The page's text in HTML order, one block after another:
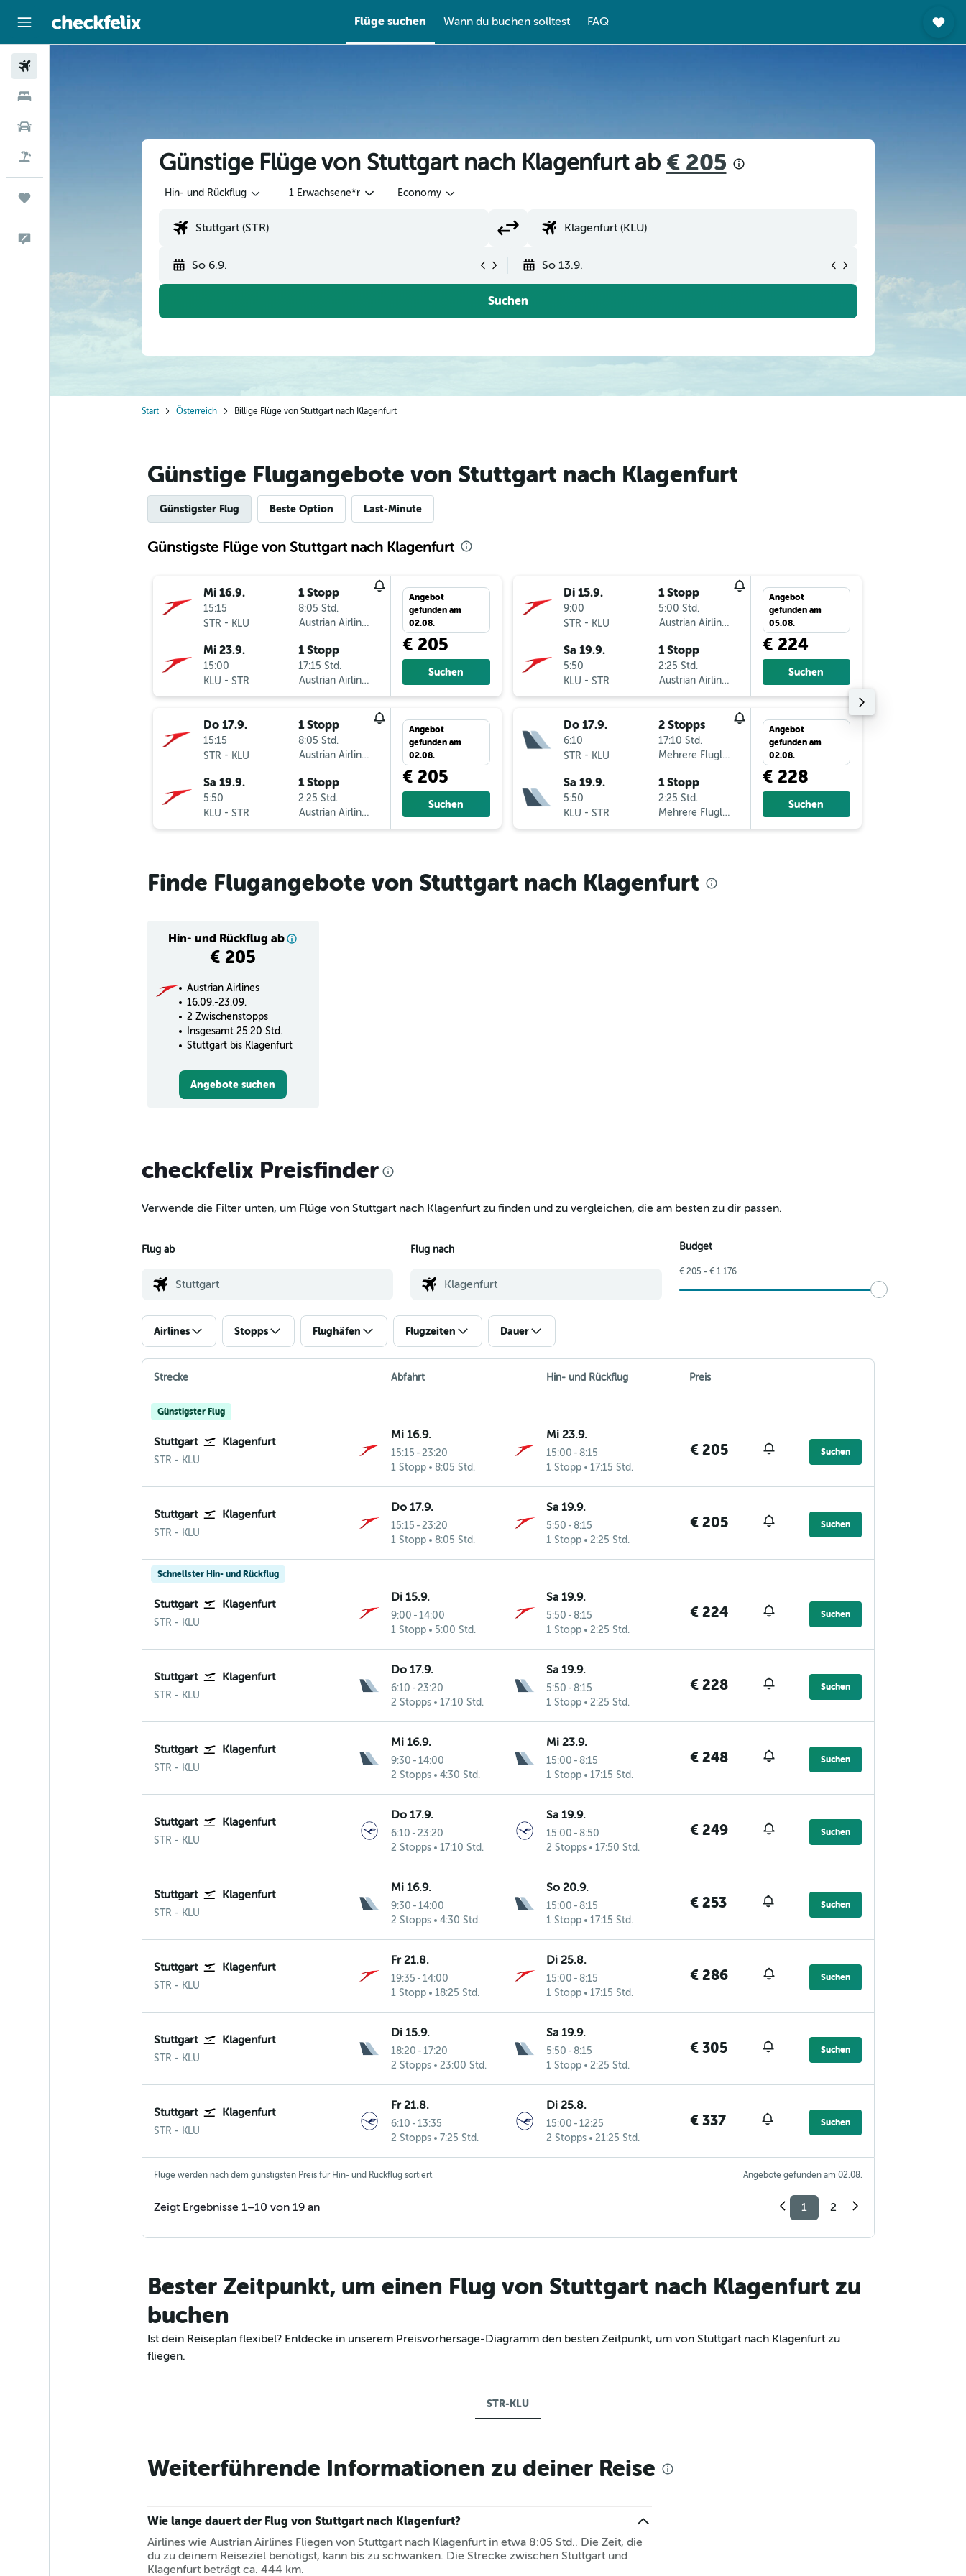
Flüge suchen Wann du buchen solltest FAQ
Günstige Flüge von Stuttgart nach Klagenfurt ab € 205
Hin- und Rückflug 1 Erwachsene*r Economy
So 6.9. So 13.9.
Suchen
Start Österreich Billige Flüge von Stuttgart nach Klagenfurt
Günstige Flugangebote von Stuttgart nach Klagenfurt
Günstigster Flug Beste Option Last-Minute
Günstigste Flüge von Stuttgart nach Klagenfurt
Mi 16.9.
15:15
STR - KLU
1 Stopp
8:05 Std.
Austrian Airlines
Mi 23.9.
15:00
KLU - STR
1 Stopp
17:15 Std.
Austrian Airlines
Angebot
gefunden am
02.08.
€ 205
Suchen
Do 17.9.
15:15
STR - KLU
1 Stopp
8:05 Std.
Austrian Airlines
Sa 19.9.
5:50
KLU - STR
1 Stopp
2:25 Std.
Austrian Airlines
Angebot
gefunden am
02.08.
€ 205
Suchen
Di 15.9.
9:00
STR - KLU
1 Stopp
5:00 Std.
Austrian Airlines
Sa 19.9.
5:50
KLU - STR
1 Stopp
2:25 Std.
Austrian Airlines
Angebot
gefunden am
05.08.
€ 224
Suchen
Do 17.9.
6:10
STR - KLU
2 Stopps
17:10 Std.
Mehrere Fluglinien
Sa 19.9.
5:50
KLU - STR
1 Stopp
2:25 Std.
Mehrere Fluglinien
Angebot
gefunden am
02.08.
€ 228
Suchen
Finde Flugangebote von Stuttgart nach Klagenfurt
Hin- und Rückflug ab
€ 205
Austrian Airlines
16.09.-23.09.
2 Zwischenstopps
Insgesamt 25:20 Std.
Stuttgart bis Klagenfurt
Angebote suchen
checkfelix Preisfinder
Verwende die Filter unten, um Flüge von Stuttgart nach Klagenfurt zu finden und zu vergleichen, die am besten zu dir passen.
Flug ab Flug nach Budget
€ 205 - € 1 176
Airlines Stopps Flughäfen Flugzeiten Dauer
Strecke Abfahrt Hin- und Rückflug Preis
Günstigster Flug
Stuttgart Klagenfurt
STR Stuttgart
- KLU
Mi 16.9.
15:15 - 23:20
1 Stopp
8:05 Std.
Mi 23.9.
15:00 - 8:15
1 Stopp
17:15 Std.
€ 205 Suchen
Stuttgart Klagenfurt
STR Stuttgart
- KLU
Do 17.9.
15:15 - 23:20
1 Stopp
8:05 Std.
Sa 19.9.
5:50 - 8:15
1 Stopp
2:25 Std.
€ 205 Suchen
Schnellster Hin- und Rückflug
Stuttgart Klagenfurt
STR Stuttgart
- KLU
Di 15.9.
9:00 - 14:00
1 Stopp
5:00 Std.
Sa 19.9.
5:50 - 8:15
1 Stopp
2:25 Std.
€ 224 Suchen
Stuttgart Klagenfurt
STR Stuttgart
- KLU
Do 17.9.
6:10 - 23:20
2 Stopps
17:10 Std.
Sa 19.9.
5:50 - 8:15
1 Stopp
2:25 Std.
€ 228 Suchen
Stuttgart Klagenfurt
STR Stuttgart
- KLU
Mi 16.9.
9:30 - 14:00
2 Stopps
4:30 Std.
Mi 23.9.
15:00 - 8:15
1 Stopp
17:15 Std.
€ 248 Suchen
Stuttgart Klagenfurt
STR Stuttgart
- KLU
Do 17.9.
6:10 - 23:20
2 Stopps
17:10 Std.
Sa 19.9.
15:00 - 8:50
2 Stopps
17:50 Std.
€ 249 Suchen
Stuttgart Klagenfurt
STR Stuttgart
- KLU
Mi 16.9.
9:30 - 14:00
2 Stopps
4:30 Std.
So 20.9.
15:00 - 8:15
1 Stopp
17:15 Std.
€ 253 Suchen
Stuttgart Klagenfurt
STR Stuttgart
- KLU
Fr 21.8.
19:35 - 14:00
1 Stopp
18:25 Std.
Di 25.8.
15:00 - 8:15
1 Stopp
17:15 Std.
€ 286 Suchen
Stuttgart Klagenfurt
STR Stuttgart
- KLU
Di 15.9.
18:20 - 17:20
2 Stopps
23:00 Std.
Sa 19.9.
5:50 - 8:15
1 Stopp
2:25 Std.
€ 305 Suchen
Stuttgart Klagenfurt
STR Stuttgart
- KLU
Fr 21.8.
6:10 - 13:35
2 Stopps
7:25 Std.
Di 25.8.
15:00 - 12:25
2 Stopps
21:25 Std.
€ 337 Suchen
Flüge werden nach dem günstigsten Preis für Hin- und Rückflug sortiert. Angebote gefunden am 02.08.
Zeigt Ergebnisse 1–10 von 19 an 1 2
Bester Zeitpunkt, um einen Flug von Stuttgart nach Klagenfurt zu
buchen
Ist dein Reiseplan flexibel? Entdecke in unserem Preisvorhersage-Diagramm den besten Zeitpunkt, um von Stuttgart nach Klagenfurt zu
fliegen.
STR-KLU
Weiterführende Informationen zu deiner Reise
Wie lange dauert der Flug von Stuttgart nach Klagenfurt?
Airlines wie Austrian Airlines Fliegen von Stuttgart nach Klagenfurt in etwa 8:05 Std.. Die Zeit, die
du zu deinem Reiseziel benötigst, kann bis zu schwanken. Die Strecke zwischen Stuttgart und
Klagenfurt beträgt ca. 444 km.